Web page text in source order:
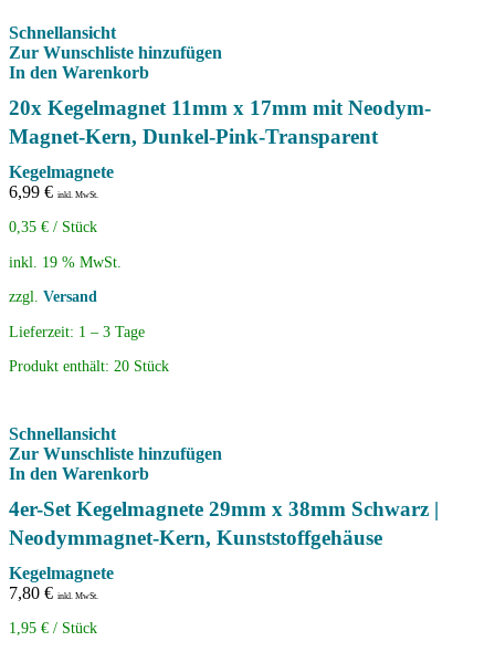
Schnellansicht
Zur Wunschliste hinzufügen
In den Warenkorb
20x Kegelmagnet 11mm x 17mm mit Neodym-
Magnet-Kern, Dunkel-Pink-Transparent
Kegelmagnete
6,99 € inkl. MwSt.
0,35 € / Stück
inkl. 19 % MwSt.
zzgl. Versand
Lieferzeit: 1 – 3 Tage
Produkt enthält: 20 Stück
Schnellansicht
Zur Wunschliste hinzufügen
In den Warenkorb
4er-Set Kegelmagnete 29mm x 38mm Schwarz |
Neodymmagnet-Kern, Kunststoffgehäuse
Kegelmagnete
7,80 € inkl. MwSt.
1,95 € / Stück